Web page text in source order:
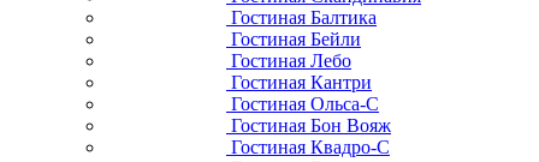
Гостиная Балтика
Гостиная Бейли
Гостиная Лебо
Гостиная Кантри
Гостиная Ольса-С
Гостиная Бон Вояж
Гостиная Квадро-С